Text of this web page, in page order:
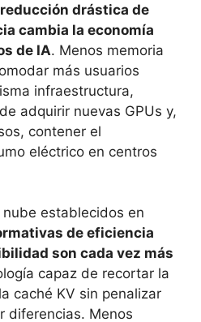
drástica de
cambia la economía
de IA. Menos memoria
más usuarios
infraestructura,
adquirir nuevas GPUs y,
contener el
eléctrico en centros
establecidos en
de eficiencia
son cada vez más
capaz de recortar la
caché KV sin penalizar
diferencias. Menos